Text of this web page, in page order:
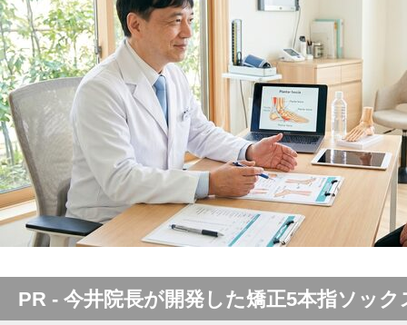
PR - 今井院長が開発した矯正5本指ソック